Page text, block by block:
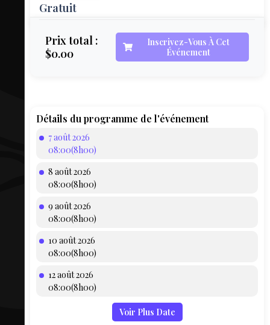
MON
COMPTE
AEQ
Gratuit
Prix total :
$0.00
Inscrivez-Vous À Cet
Événement
Détails du programme de l'événement
7 août 2026
08:00(8h00)
8 août 2026
08:00(8h00)
9 août 2026
08:00(8h00)
10 août 2026
08:00(8h00)
12 août 2026
08:00(8h00)
Voir Plus Date